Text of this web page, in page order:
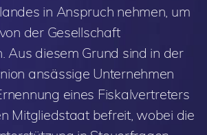
in Anspruch nehmen, um
der Gesellschaft
Aus diesem Grund sind in der
ansässige Unternehmen
eines Fiskalvertreters
Mitgliedstaat befreit, wobei die